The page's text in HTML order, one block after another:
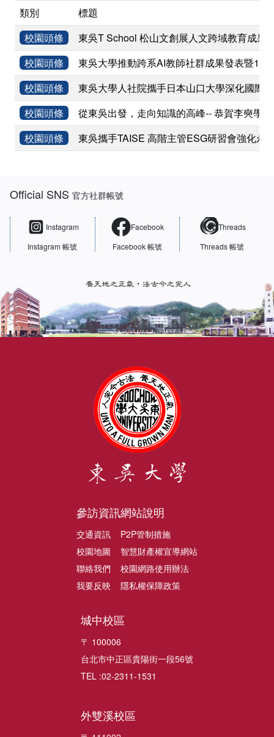
類別
標題
校園頭條
東吳T School 松山文創展人文跨域教育成果
校園頭條
東吳大學推動跨系AI教師社群成果發表暨
校園頭條
東吳大學人社院攜手日本山口大學深化國際
校園頭條
從東吳出發，走向知識的高峰-- 恭賀李奭學
校園頭條
東吳攜手TAISE 高階主管ESG研習會強化永
Official SNS官方社群帳號
Instagram
Instagram 帳號
Facebook
Facebook 帳號
Threads
Threads 帳號
參訪資訊
交通資訊
校園地圖
聯絡我們
我要反映
網站說明
P2P管制措施
智慧財產權宣導網站
校園網路使用辦法
隱私權保障政策
城中校區
〒 100006
台北市中正區貴陽街一段56號
TEL :02-2311-1531
外雙溪校區